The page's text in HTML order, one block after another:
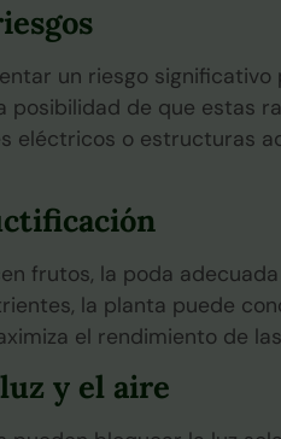
un riesgo
de que estas
eléctricos o estructuras
frutos, la poda
la planta puede
el rendimiento de
y el aire